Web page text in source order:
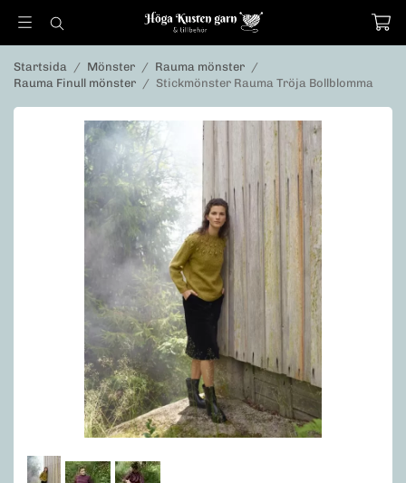
Startsida / Mönster / Rauma mönster /
Rauma Finull mönster / Stickmönster Rauma Tröja Bollblomma